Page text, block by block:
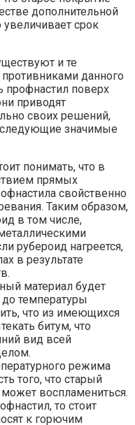
дополнительной
увеличивает срок
и те
данного
профнастил поверх
приводят
своих решений,
значимые
понимать, что в
прямых
свойственно
Таким образом,
в том числе,
рубероид нагреется,
в результате
материал будет
температуры
что из имеющихся
битум, что
вид всей
режима
того, что старый
воспламениться.
то стоит
к горючим